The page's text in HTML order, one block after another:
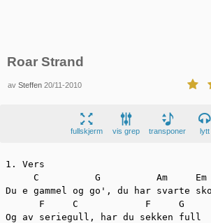
Roar Strand
avSteffen 20/11-2010
fullskjerm vis grep transponer lytt
1. Vers
     C	        G          Am	  Em
Du e gammel og go', du har svarte sko
      F     C		 F     G
Og av seriegull, har du sekken full